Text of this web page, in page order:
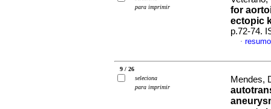
para imprimir
for
ectopic
p.72-74.
·
9 / 26
seleciona
para imprimir
Mendes,